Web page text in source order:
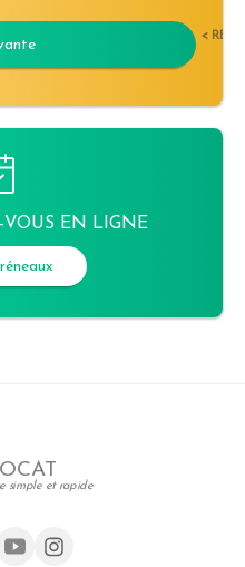
<
VOUS EN LIGNE
simple et rapide